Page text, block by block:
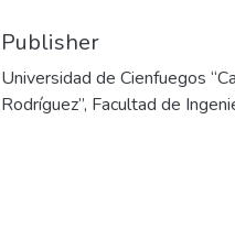
Publisher
Universidad de Cienfuegos
Rodríguez”, Facultad de